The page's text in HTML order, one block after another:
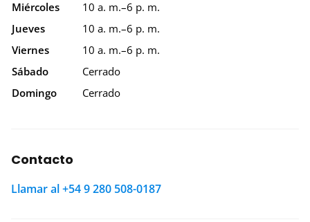
Miércoles
10 a. m.–6 p. m.
Jueves
10 a. m.–6 p. m.
Viernes
10 a. m.–6 p. m.
Sábado
Cerrado
Domingo
Cerrado
Contacto
Llamar al +54 9 280 508-0187